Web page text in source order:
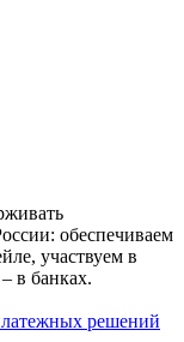
обеспечиваем
участвуем в
в банках.
решений